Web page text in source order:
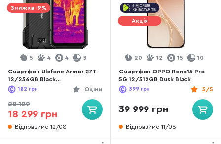
Знижка -9%
5 4 4 3
Смартфон Ulefone Armor 27T
12/256GB Black
(6975326663885)
Оціни
182 грн
20 129
18 299 грн
Відправимо 12/08
Акція
20 12 15 10
Смартфон OPPO Reno15 Pro
5G 12/512GB Dusk Black
5/5
399 грн
39 999 грн
Відправимо 11/08